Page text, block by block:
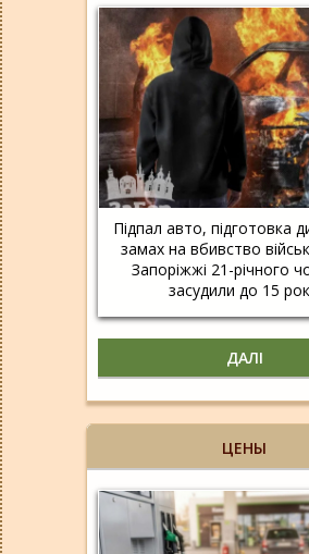
Підпал авто, підготовка
замах на вбивство
Запоріжжі 21-річного
засудили до 15
ДАЛІ
ЦЕНЫ